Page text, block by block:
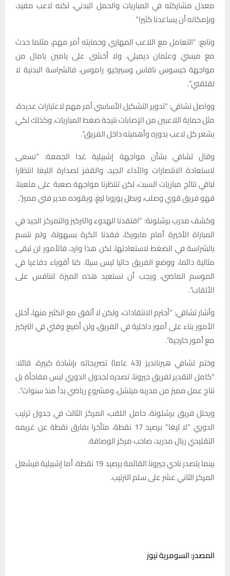
معدل مشاركته في المباريات والحمل البدني، لكنه لاعب مفيد،
وبإمكانه أن يساعدنا كثيرا”
وتابع: “التعامل مع اللاعب المهاري وحمايته أمر مهم، مثلما حدث
مع ميسي وعثمان ديمبلي، ولا أخشى على يامين يامال من
مواجهة خيسوس نافاس وسيرخيو راموس، فالشراسة البدنية لا
تقلقني”.
وواصل تشافي: “تدوير التشكيل الأساسي أمر مهم لاعتبارات عديدة،
مثل حماية اللاعبين من الإصابات نتيجة ضغط المباريات، وكذلك لكي
يشعر كل لاعب بدوره وأهميته داخل الفريق”.
وقال تشافي بشأن مواجهة إشبيلية غدا الجمعة: “نسعى
لاستعادة الانتصارات والأداء الجيد، والقفز لصدارة الليغا انتظارا
لباقي نتائج مباريات السبت، لكن تنتظرنا مواجهة صعبة على ملعبنا،
فهو فريق قوي وصلب، وبطل يوروبا ليغ، ويقوده مدير فني مميز”.
وكشف مدرب برشلونة: “افتقدنا الهدوء والتركيز والتمركز الجيد في
المباراة الأخيرة أمام مايوركا، فقدنا الكرة بسهولة، ولم نتسم
بالشراسة في الضغط لاستعادتها، لكن هذا وارد، فالأمور لن تبقى
مثالية دائما، ووضع الفريق حاليا ليس سيئا، كنا أقوياء دفاعيا في
الموسم الماضي، ويجب أن نستعيد هذه الميزة لننافس على
الألقاب”.
وأشار تشافي: “أحترم الانتقادات، ولكن لا أتفق مع الكثير منها، أحلل
الأمور بناء على أمور داخلية في الفريق، ولن أضيع وقتي في التركيز
مع أمور خارجية”.
وختم تشافي هيرنانديز (43 عاما) تصريحاته بإشادة كبيرة، قائلا:
“كامل التقدير لفريق جيرونا، تصدره لجدول الدوري ليس مفاجأة بل
نتاج عمل مميز من مدربه ميتشل، ومشروع رياضي بدأ منذ سنوات”.
ويحتل فريق برشلونة، حامل اللقب، المركز الثالث في جدول ترتيب
الدوري “لا ليغا” برصيد 17 نقطة، متأخرا بفارق نقطة عن غريمه
التقليدي ريال مدريد، صاحب مركز الوصافة.
بينما يتصدر نادي جيرونا القائمة برصيد 19 نقطة، أما إشبيلية فيشغل
المركز الثاني عشر على سلم الترتيب.
المصدر: السومرية نيوز